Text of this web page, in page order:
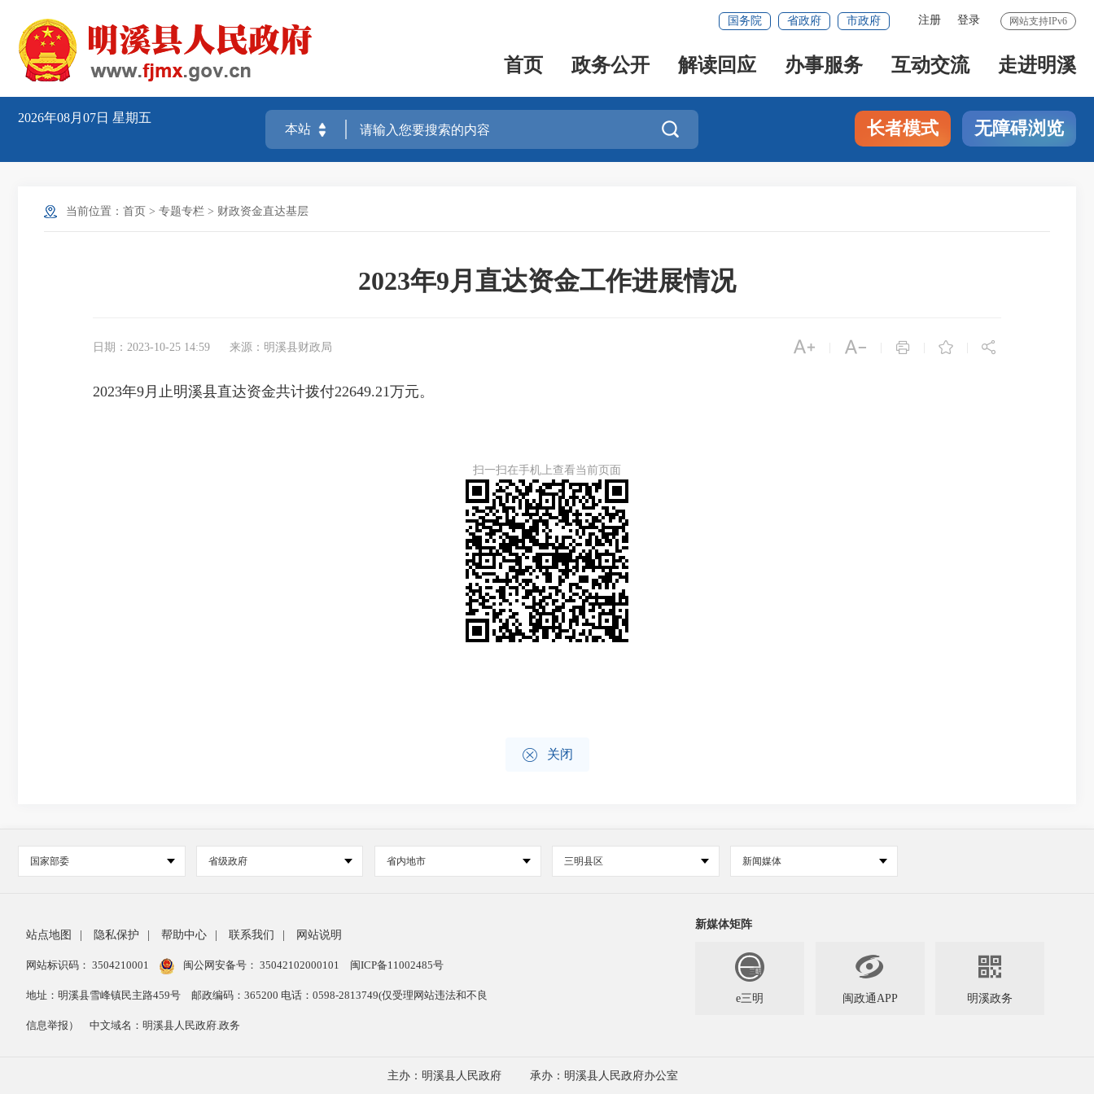
网站支持IPv6
注册 登录
国务院 省政府 市政府
首页 政务公开 解读回应 办事服务 互动交流 走进明溪
2026年08月07日 星期五
 长者模式 无障碍浏览
当前位置： 首页 > 专题专栏 > 财政资金直达基层
2023年9月直达资金工作进展情况
日期：2023-10-25 14:59 来源：明溪县财政局     
2023年9月止明溪县直达资金共计拨付22649.21万元。
扫一扫在手机上查看当前页面
 关闭
国家部委 省级政府 省内地市 三明县区 新闻媒体
站点地图 隐私保护 帮助中心 联系我们 网站说明
网站标识码： 3504210001 闽公网安备号： 35042102000101 闽ICP备11002485号
地址：明溪县雪峰镇民主路459号 邮政编码：365200 电话：0598-2813749(仅受理网站违法和不良
信息举报） 中文域名：明溪县人民政府.政务
新媒体矩阵
e三明

闽政通APP

明溪政务
主办：明溪县人民政府 承办：明溪县人民政府办公室